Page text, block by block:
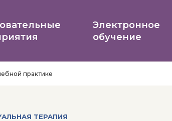
Электронное
обучение
практике
ТЕРАПИЯ